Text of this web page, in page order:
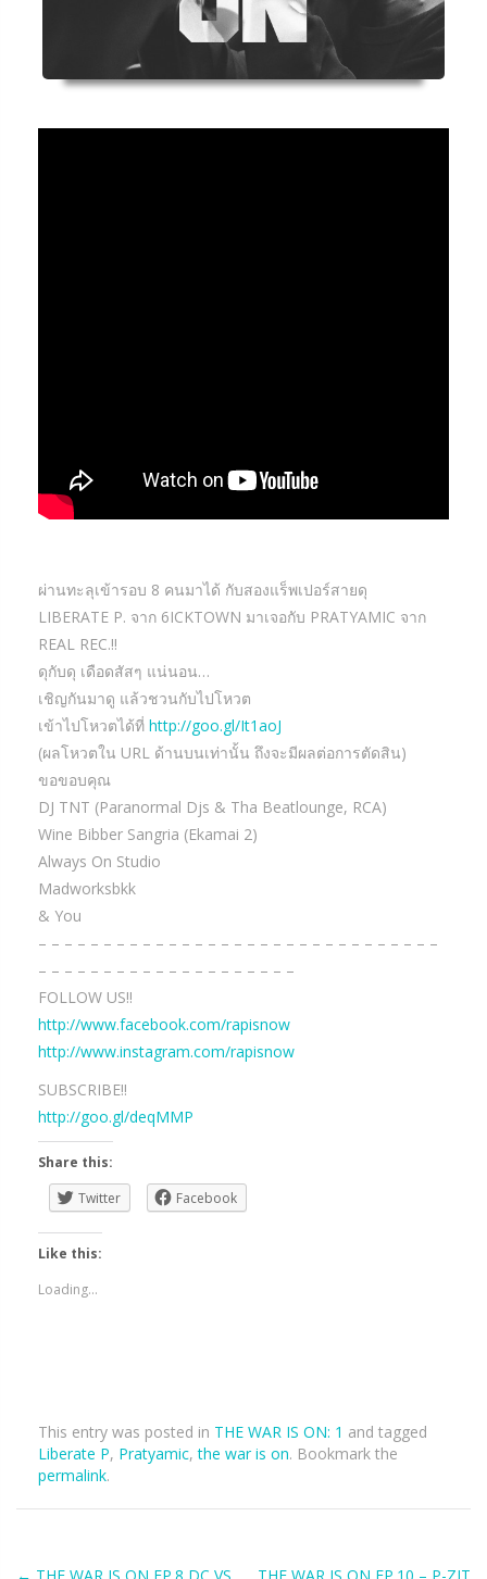
ผ่านทะลุเข้ารอบ 8 คนมาได้ กับสองแร็พเปอร์สายดุ
LIBERATE P. จาก 6ICKTOWN มาเจอกับ PRATYAMIC จาก
REAL REC.!!
ดุกับดุ เดือดสัสๆ แน่นอน…
เชิญกันมาดู แล้วชวนกับไปโหวต
เข้าไปโหวตได้ที่ http://goo.gl/It1aoJ
(ผลโหวตใน URL ด้านบนเท่านั้น ถึงจะมีผลต่อการตัดสิน)
ขอขอบคุณ
DJ TNT (Paranormal Djs & Tha Beatlounge, RCA)
Wine Bibber Sangria (Ekamai 2)
Always On Studio
Madworksbkk
& You
– – – – – – – – – – – – – – – – – – – – – – – – – – – – – – –
– – – – – – – – – – – – – – – – – – – –
FOLLOW US!!
http://www.facebook.com/rapisnow
http://www.instagram.com/rapisnow
SUBSCRIBE!!
http://goo.gl/deqMMP
Share this:
Twitter
Facebook
Like this:
Loading...
This entry was posted in THE WAR IS ON: 1 and tagged
Liberate P, Pratyamic,the war is on. Bookmark the
permalink.
← THE WAR IS ON EP.8 DC VS THE WAR IS ON EP.10 – P-ZIT